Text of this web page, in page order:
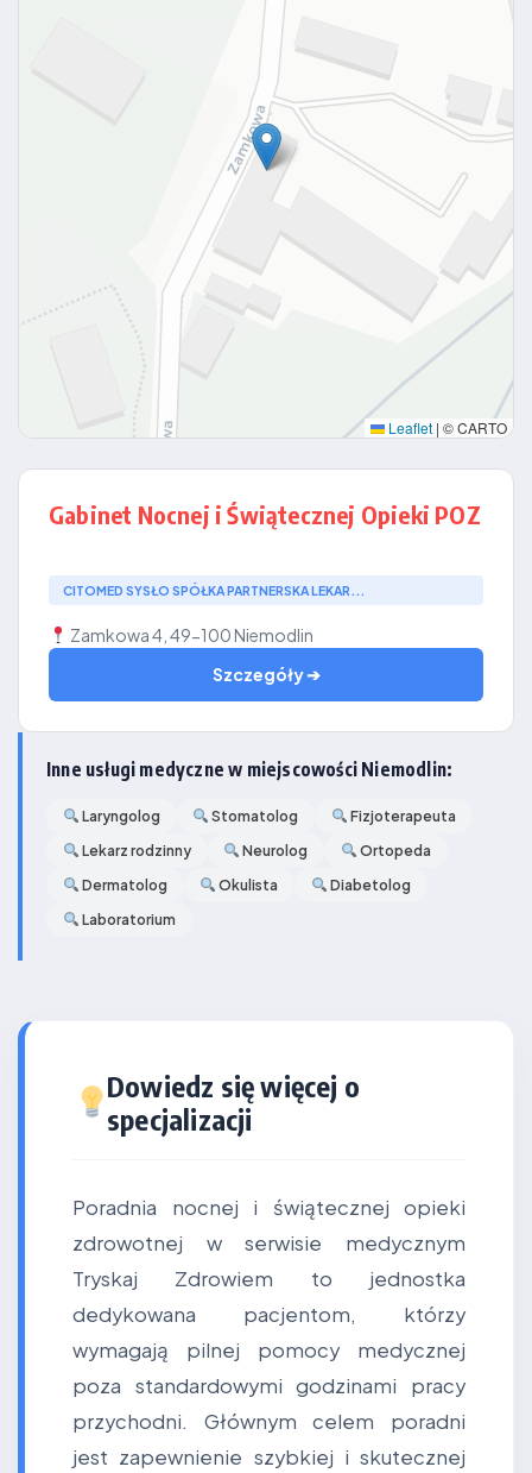
Leaflet | © CARTO
Gabinet Nocnej i Świątecznej Opieki POZ
CITOMED SYSŁO SPÓŁKA PARTNERSKA LEKAR...
Zamkowa 4, 49-100 Niemodlin
Szczegóły ➔
Inne usługi medyczne w miejscowości Niemodlin:
Laryngolog Stomatolog
Fizjoterapeuta
Lekarz rodzinny
Neurolog
Ortopeda
Dermatolog
Okulista
Diabetolog
Laboratorium
Dowiedz się więcej o
specjalizacji
Poradnia nocnej i świątecznej opieki
zdrowotnej w serwisie medycznym
Tryskaj Zdrowiem to jednostka
dedykowana pacjentom, którzy
wymagają pilnej pomocy medycznej
poza standardowymi godzinami pracy
przychodni. Głównym celem poradni
jest zapewnienie szybkiej i skutecznej